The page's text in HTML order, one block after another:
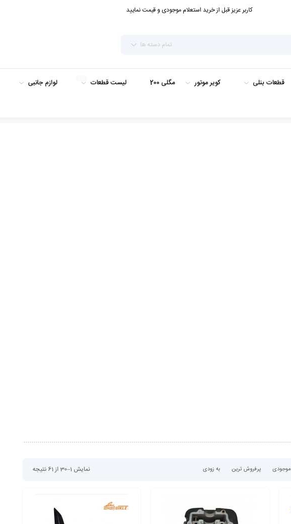
کاربر عزیز قبل از خرید استعلام موجودی و قیمت نمایید
تمام دسته ها
قطعات بنلی کویر موتور مگلی 200 لیست قطعات لوازم جانبی
نمایش 1–30 از 61 نتیجه موجودی پرفروش ترین به زودی